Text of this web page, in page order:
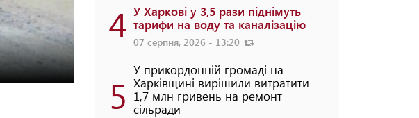
4 У Харкові у 3,5 рази піднімуть
тарифи на воду та каналізацію
07 серпня, 2026 - 13:20
5
У прикордонній громаді на
Харківщині вирішили витратити
1,7 млн гривень на ремонт
сільради